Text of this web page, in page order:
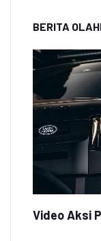
BERITA
Video Aksi